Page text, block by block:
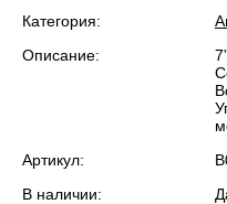
Категория:
Описание:
Артикул:
В наличии: